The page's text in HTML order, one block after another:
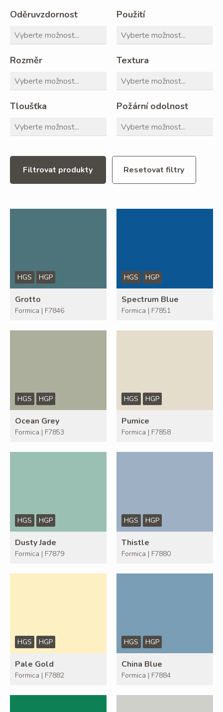
Oděruvzdornost Použití
Rozměr Textura
Tloušťka Požární odolnost
Filtrovat produkty Resetovat filtry
HGS HGP
Grotto
Formica | F7846
HGS HGP
Spectrum Blue
Formica | F7851
HGS HGP
Ocean Grey
Formica | F7853
HGS HGP
Pumice
Formica | F7858
HGS HGP
Dusty Jade
Formica | F7879
HGS HGP
Thistle
Formica | F7880
HGS HGP
Pale Gold
Formica | F7882
HGS HGP
China Blue
Formica | F7884